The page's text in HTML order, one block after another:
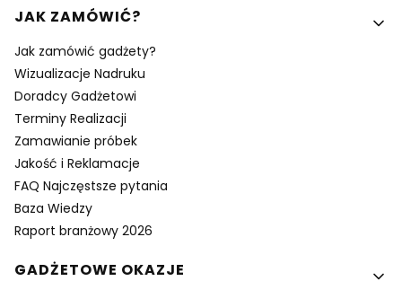
Linki w stopce
JAK ZAMÓWIĆ?
Jak zamówić gadżety?
Wizualizacje Nadruku
Doradcy Gadżetowi
Terminy Realizacji
Zamawianie próbek
Jakość i Reklamacje
FAQ Najczęstsze pytania
Baza Wiedzy
Raport branżowy 2026
GADŻETOWE OKAZJE